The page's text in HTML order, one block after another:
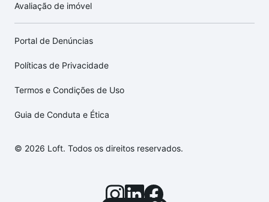
Avaliação de imóvel
Portal de Denúncias
Políticas de Privacidade
Termos e Condições de Uso
Guia de Conduta e Ética
© 2026 Loft. Todos os direitos reservados.